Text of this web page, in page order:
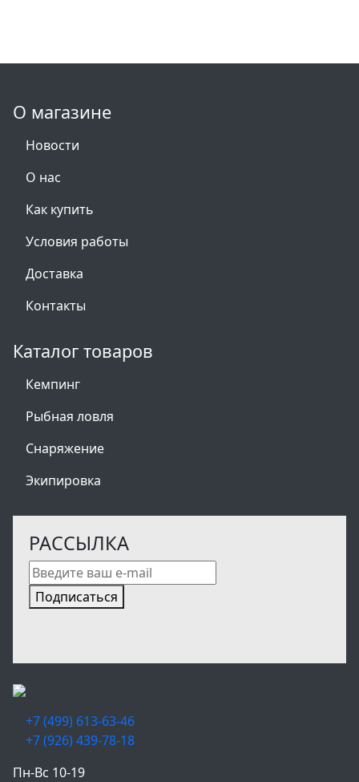
О магазине
Новости
О нас
Как купить
Условия работы
Доставка
Контакты
Каталог товаров
Кемпинг
Рыбная ловля
Снаряжение
Экипировка
РАССЫЛКА
Подписаться
+7 (499) 613-63-46
+7 (926) 439-78-18
Пн-Вс 10-19